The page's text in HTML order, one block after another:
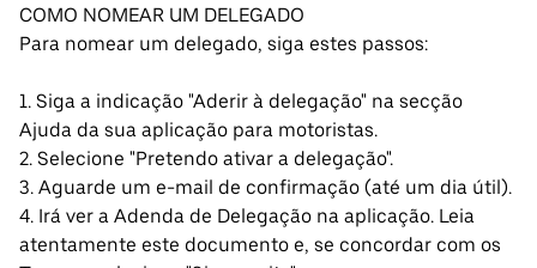
COMO NOMEAR UM DELEGADO
Para nomear um delegado, siga estes passos:
1. Siga a indicação "Aderir à delegação" na secção
Ajuda da sua aplicação para motoristas.
2. Selecione "Pretendo ativar a delegação".
3. Aguarde um e-mail de confirmação (até um dia útil).
4. Irá ver a Adenda de Delegação na aplicação. Leia
atentamente este documento e, se concordar com os